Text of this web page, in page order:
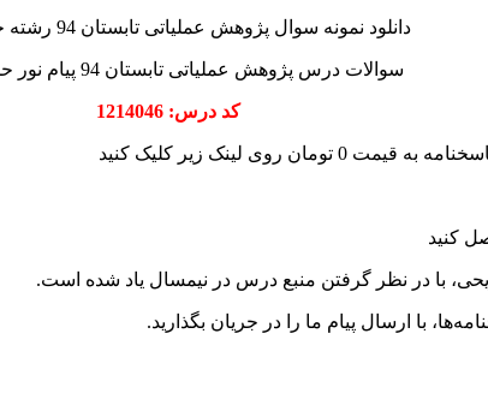
دانلود نمونه سوال پژوهش عملیاتی تابستان 94 رشته حسابداری
سوالات درس پژوهش عملیاتی تابستان 94 پیام نور حسابداری
کد درس: 1214046
کنید
با در نظر گرفتن منبع درس در نیمسال یاد شده است.
با ارسال پیام ما را در جریان بگذارید.